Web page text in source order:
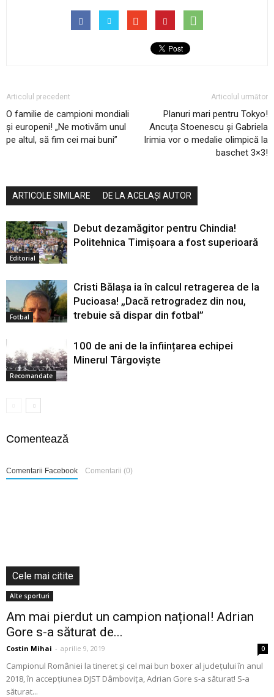
Articolul precedent
O familie de campioni mondiali
și europeni! „Ne motivăm unul
pe altul, să fim cei mai buni”
Articolul următor
Planuri mari pentru Tokyo!
Ancuța Stoenescu și Gabriela
Irimia vor o medalie olimpică la
baschet 3×3!
ARTICOLE SIMILARE DE LA ACELAȘI AUTOR
Editorial
Debut dezamăgitor pentru Chindia!
Politehnica Timișoara a fost superioară
Fotbal
Cristi Bălașa ia în calcul retragerea de la
Pucioasa! „Dacă retrogradez din nou,
trebuie să dispar din fotbal”
Recomandate
100 de ani de la înființarea echipei
Minerul Târgoviște
Comentează
Comentarii Facebook Comentarii (0)
Cele mai citite
Alte sporturi
Am mai pierdut un campion național! Adrian
Gore s-a săturat de...
Costin Mihai - aprilie 9, 2019 0
Campionul României la tineret și cel mai bun boxer al județului în anul
2018, în accepțiunea DJST Dâmbovița, Adrian Gore s-a săturat! S-a
săturat...